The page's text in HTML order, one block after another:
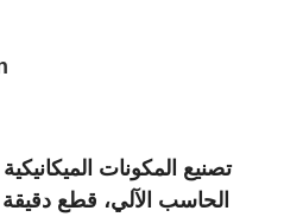
تصنيع المكونات
الحاسب الآلي، قطع